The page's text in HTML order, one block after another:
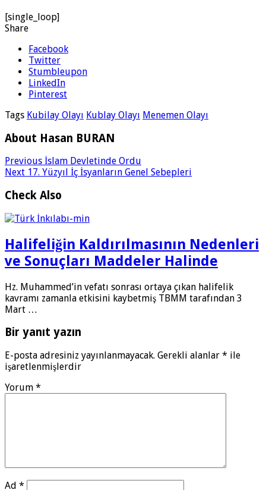
[single_loop]
Share
Facebook
Twitter
Stumbleupon
LinkedIn
Pinterest
Tags Kubilay Olayı Kublay Olayı Menemen Olayı
About Hasan BURAN
Previous İslam Devletinde Ordu
Next 17. Yüzyıl İç İsyanların Genel Sebepleri
Check Also
Halifeliğin Kaldırılmasının Nedenleri
ve Sonuçları Maddeler Halinde
Hz. Muhammed’in vefatı sonrası ortaya çıkan halifelik
kavramı zamanla etkisini kaybetmiş TBMM tarafından 3
Mart …
Bir yanıt yazın
E-posta adresiniz yayınlanmayacak. Gerekli alanlar * ile
işaretlenmişlerdir
Yorum *
Ad *